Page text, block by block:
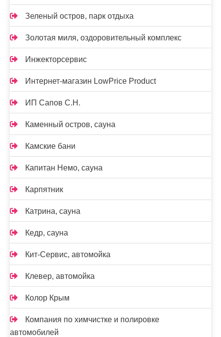
Зеленый остров, парк отдыха
Золотая миля, оздоровительный комплекс
Инжекторсервис
Интернет-магазин LowPrice Product
ИП Сапов С.Н.
Каменный остров, сауна
Камские бани
Капитан Немо, сауна
Карпятник
Катрина, сауна
Кедр, сауна
Кит-Сервис, автомойка
Клевер, автомойка
Колор Крым
Компания по химчистке и полировке
автомобилей